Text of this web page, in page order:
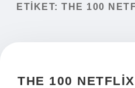
Yasal Uyarı
ETIKET: THE 100
THE 100